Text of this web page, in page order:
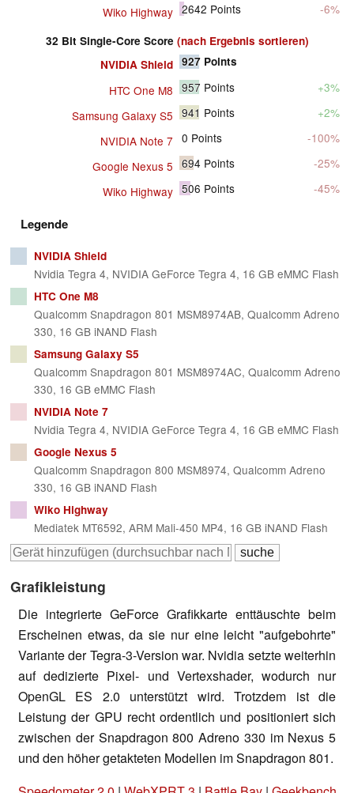
Wiko Highway 2642 Points -6%
32 Bit Single-Core Score (nach Ergebnis sortieren)
NVIDIA Shield 927 Points
HTC One M8 957 Points
+3%
Samsung Galaxy S5 941 Points
+2%
NVIDIA Note 7 0 Points
-100%
Google Nexus 5 694 Points
-25%
Wiko Highway 506 Points -45%
Legende
NVIDIA Shield
Nvidia Tegra 4, NVIDIA GeForce Tegra 4, 16 GB eMMC Flash
HTC One M8
Qualcomm Snapdragon 801 MSM8974AB, Qualcomm Adreno
330, 16 GB iNAND Flash
Samsung Galaxy S5
Qualcomm Snapdragon 801 MSM8974AC, Qualcomm Adreno
330, 16 GB eMMC Flash
NVIDIA Note 7
Nvidia Tegra 4, NVIDIA GeForce Tegra 4, 16 GB eMMC Flash
Google Nexus 5
Qualcomm Snapdragon 800 MSM8974, Qualcomm Adreno
330, 16 GB iNAND Flash
Wiko Highway
Mediatek MT6592, ARM Mali-450 MP4, 16 GB iNAND Flash
Grafikleistung
Die integrierte GeForce Grafikkarte enttäuschte beim
Erscheinen etwas, da sie nur eine leicht "aufgebohrte"
Variante der Tegra-3-Version war. Nvidia setzte weiterhin
auf dedizierte Pixel- und Vertexshader, wodurch nur
OpenGL ES 2.0 unterstützt wird. Trotzdem ist die
Leistung der GPU recht ordentlich und positioniert sich
zwischen der Snapdragon 800 Adreno 330 im Nexus 5
und den höher getakteten Modellen im Snapdragon 801.